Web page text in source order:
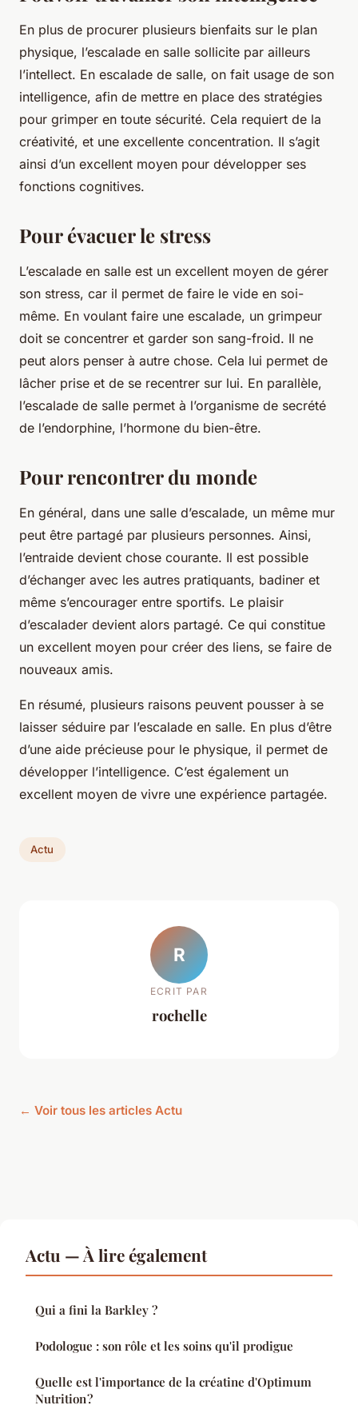
En plus de procurer plusieurs bienfaits sur le plan
physique, l’escalade en salle sollicite par ailleurs
l’intellect. En escalade de salle, on fait usage de son
intelligence, afin de mettre en place des stratégies
pour grimper en toute sécurité. Cela requiert de la
créativité, et une excellente concentration. Il s’agit
ainsi d’un excellent moyen pour développer ses
fonctions cognitives.
Pour évacuer le stress
L’escalade en salle est un excellent moyen de gérer
son stress, car il permet de faire le vide en soi-
même. En voulant faire une escalade, un grimpeur
doit se concentrer et garder son sang-froid. Il ne
peut alors penser à autre chose. Cela lui permet de
lâcher prise et de se recentrer sur lui. En parallèle,
l’escalade de salle permet à l’organisme de secrété
de l’endorphine, l’hormone du bien-être.
Pour rencontrer du monde
En général, dans une salle d’escalade, un même mur
peut être partagé par plusieurs personnes. Ainsi,
l’entraide devient chose courante. Il est possible
d’échanger avec les autres pratiquants, badiner et
même s’encourager entre sportifs. Le plaisir
d’escalader devient alors partagé. Ce qui constitue
un excellent moyen pour créer des liens, se faire de
nouveaux amis.
En résumé, plusieurs raisons peuvent pousser à se
laisser séduire par l’escalade en salle. En plus d’être
d’une aide précieuse pour le physique, il permet de
développer l’intelligence. C’est également un
excellent moyen de vivre une expérience partagée.
Actu
R
ECRIT PAR
rochelle
← Voir tous les articles Actu
Actu — À lire également
Qui a fini la Barkley ?
Podologue : son rôle et les soins qu'il prodigue
Quelle est l'importance de la créatine d'Optimum
Nutrition ?